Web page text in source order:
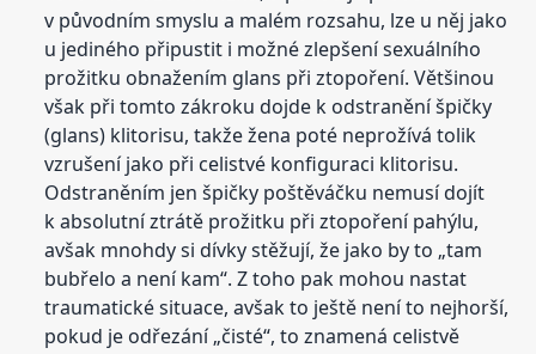
v původním smyslu a malém rozsahu, lze u něj jako
u jediného připustit i možné zlepšení sexuálního
prožitku obnažením glans při ztopoření. Většinou
však při tomto zákroku dojde k odstranění špičky
(glans) klitorisu, takže žena poté neprožívá tolik
vzrušení jako při celistvé konfiguraci klitorisu.
Odstraněním jen špičky poštěváčku nemusí dojít
k absolutní ztrátě prožitku při ztopoření pahýlu,
avšak mnohdy si dívky stěžují, že jako by to „tam
bubřelo a není kam“. Z toho pak mohou nastat
traumatické situace, avšak to ještě není to nejhorší,
pokud je odřezání „čisté“, to znamená celistvě